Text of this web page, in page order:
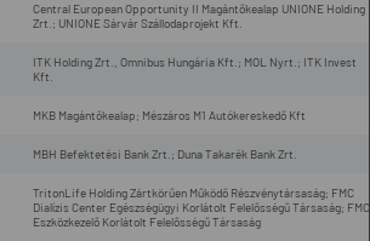
Central European Opportunity II Magántőkealap UNIONE Holding
Zrt.; UNIONE Sárvár Szállodaprojekt Kft.
ITK Holding Zrt., Omnibus Hungária Kft.; MOL Nyrt.; ITK Invest
Kft.
MKB Magántőkealap; Mészáros M1 Autókereskedő Kft
MBH Befektetési Bank Zrt.; Duna Takarék Bank Zrt.
TritonLife Holding Zártkörűen Működő Részvénytársaság; FMC
Dialízis Center Egészségügyi Korlátolt Felelősségű Társaság; FMC
Eszközkezelő Korlátolt Felelősségű Társaság